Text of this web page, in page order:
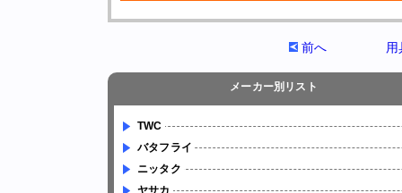
前へ
メーカー別リスト
TWC
バタフライ
ニッタク
ヤサカ